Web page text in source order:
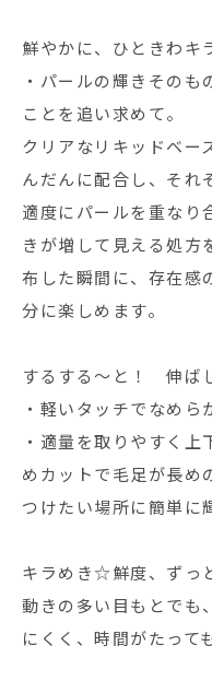
鮮やかに、ひときわキ
・パールの輝きそのも
ことを追い求めて。
クリアなリキッドベー
んだんに配合し、それ
適度にパールを重なり
きが増して見える処方
布した瞬間に、存在感
分に楽しめます。
するする～と！ 伸ば
・軽いタッチでなめら
・適量を取りやすく
めカットで毛足が長め
つけたい場所に簡単に
キラめき☆鮮度、ずっ
動きの多い目もとでも
にくく、時間がたって